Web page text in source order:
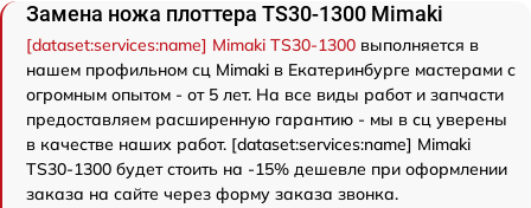
Замена ножа плоттера TS30-1300 Mimaki
[dataset:services:name] Mimaki TS30-1300 выполняется в
нашем профильном сц Mimaki в Екатеринбурге мастерами с
огромным опытом - от 5 лет. На все виды работ и запчасти
предоставляем расширенную гарантию - мы в сц уверены
в качестве наших работ. [dataset:services:name] Mimaki
TS30-1300 будет стоить на -15% дешевле при оформлении
заказа на сайте через форму заказа звонка.